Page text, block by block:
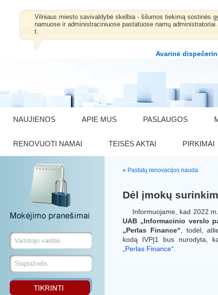
Vilniaus miesto savivaldybė skelbia - šilumos tiekimą sostinės
namuose ir administraciniuose pastatuose namų
t.
Avarinė
NAUJIENOS APIE MUS PASLAUGOS
RENOVUOTI NAMAI TEISĖS AKTAI PIRKIMAI
« Pastatų renovacijos nauda
Dėl įmokų
Informuojame, kad 2022
UAB „Informacinio verslo
„Perlas Finance“ , todėl,
kodą IVPĮ1 bus nurodyta,
„Perlas Finance“